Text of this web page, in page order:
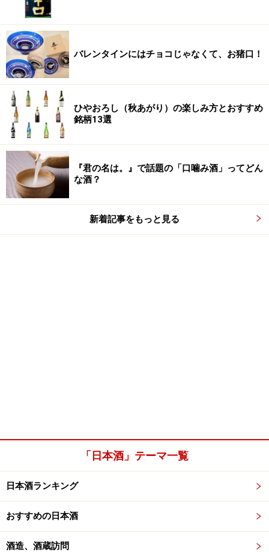
バレンタインにはチョコじゃなくて、お猪口！
ひやおろし（秋あがり）の楽しみ方とおすすめ
銘柄13選
『君の名は。』で話題の「口噛み酒」ってどん
な酒？
新着記事をもっと見る
「日本酒」テーマ一覧
日本酒ランキング
おすすめの日本酒
酒造、酒蔵訪問